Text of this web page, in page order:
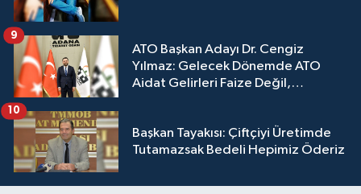
ATO Başkan Adayı Dr. Cengiz
Yılmaz: Gelecek Dönemde ATO
Aidat Gelirleri Faize Değil,
9
Başkan Tayakısı: Çiftçiyi Üretimde
Tutamazsak Bedeli Hepimiz Öderiz
10